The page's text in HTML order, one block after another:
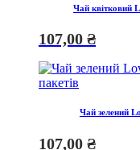
Чай квітковий
107,00 ₴
Чай зелений
107,00 ₴